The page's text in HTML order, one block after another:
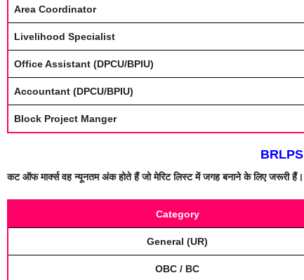
Area Coordinator
Livelihood Specialist
Office Assistant (DPCU/BPIU)
Accountant (DPCU/BPIU)
Block Project Manger
कट ऑफ मार्क्स वह न्यूनतम अंक होते हैं जो मेरिट लिस्ट में जगह बनाने के लिए जरूरी हैं।
Category
General (UR)
OBC / BC